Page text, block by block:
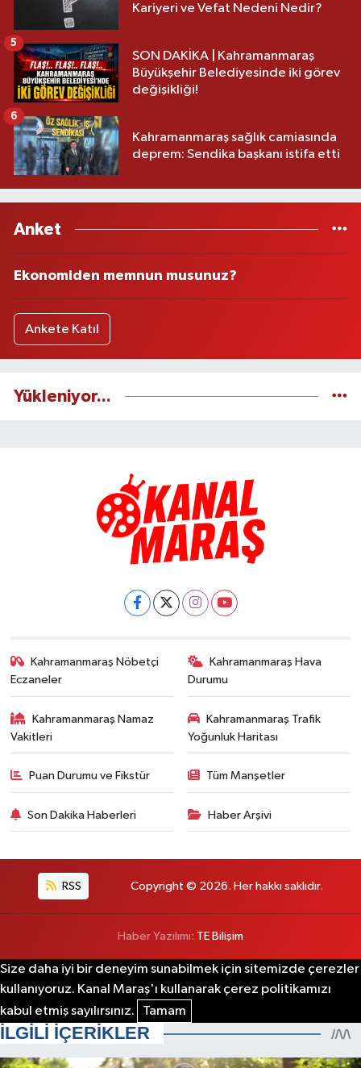
Kariyeri ve Vefat Nedeni Nedir?
SON DAKİKA | Kahramanmaraş
Büyükşehir Belediyesinde iki görev
değişikliği!
5
Kahramanmaraş sağlık camiasında
deprem: Sendika başkanı istifa etti
6
Anket
Ekonomiden memnun musunuz?
Ankete Katıl
Yükleniyor...
Kahramanmaraş Nöbetçi
Eczaneler
Kahramanmaraş Hava
Durumu
Kahramanmaraş Namaz
Vakitleri
Kahramanmaraş Trafik
Yoğunluk Haritası
Puan Durumu ve Fikstür Tüm Manşetler
Son Dakika Haberleri Haber Arşivi
RSS Copyright © 2026. Her hakkı saklıdır.
Haber Yazılımı: TE Bilişim
Size daha iyi bir deneyim sunabilmek için sitemizde çerezler
kullanıyoruz. Kanal Maraş'ı kullanarak çerez politikamızı
kabul etmiş sayılırsınız.
Tamam